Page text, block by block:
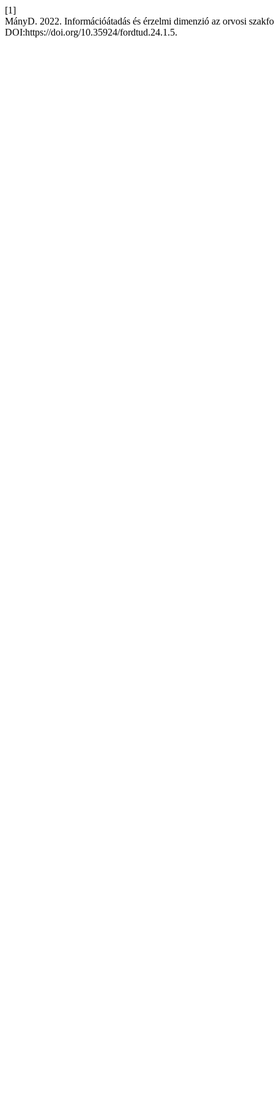
[1]
MányD. 2022. Információátadás és érzelmi dimenzió az orvosi
DOI:https://doi.org/10.35924/fordtud.24.1.5.